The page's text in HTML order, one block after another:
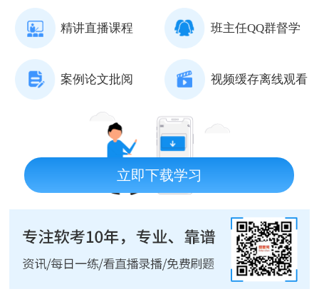
精讲直播课程 班主任QQ群督学
案例论文批阅 视频缓存离线观看
立即下载学习